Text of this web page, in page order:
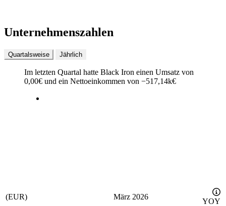
Unternehmenszahlen
Quartalsweise Jährlich
Im letzten Quartal hatte Black Iron einen Umsatz von
0,00€ und ein Nettoeinkommen von −517,14k€
(EUR) März 2026
YOY